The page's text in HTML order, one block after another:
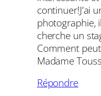
continuer!J’ai
photographie,
cherche un
Comment
Madame
Répondre